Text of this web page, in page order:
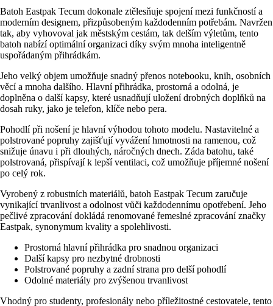
Batoh Eastpak Tecum dokonale ztělesňuje spojení mezi funkčností a
moderním designem, přizpůsobeným každodenním potřebám. Navržen
tak, aby vyhovoval jak městským cestám, tak delším výletům, tento
batoh nabízí optimální organizaci díky svým mnoha inteligentně
uspořádaným přihrádkám.
Jeho velký objem umožňuje snadný přenos notebooku, knih, osobních
věcí a mnoha dalšího. Hlavní přihrádka, prostorná a odolná, je
doplněna o další kapsy, které usnadňují uložení drobných doplňků na
dosah ruky, jako je telefon, klíče nebo pera.
Pohodlí při nošení je hlavní výhodou tohoto modelu. Nastavitelné a
polstrované popruhy zajišťují vyvážení hmotnosti na ramenou, což
snižuje únavu i při dlouhých, náročných dnech. Záda batohu, také
polstrovaná, přispívají k lepší ventilaci, což umožňuje příjemné nošení
po celý rok.
Vyrobený z robustních materiálů, batoh Eastpak Tecum zaručuje
vynikající trvanlivost a odolnost vůči každodennímu opotřebení. Jeho
pečlivé zpracování dokládá renomované řemeslné zpracování značky
Eastpak, synonymum kvality a spolehlivosti.
Prostorná hlavní přihrádka pro snadnou organizaci
Další kapsy pro nezbytné drobnosti
Polstrované popruhy a zadní strana pro delší pohodlí
Odolné materiály pro zvýšenou trvanlivost
Vhodný pro studenty, profesionály nebo příležitostné cestovatele, tento